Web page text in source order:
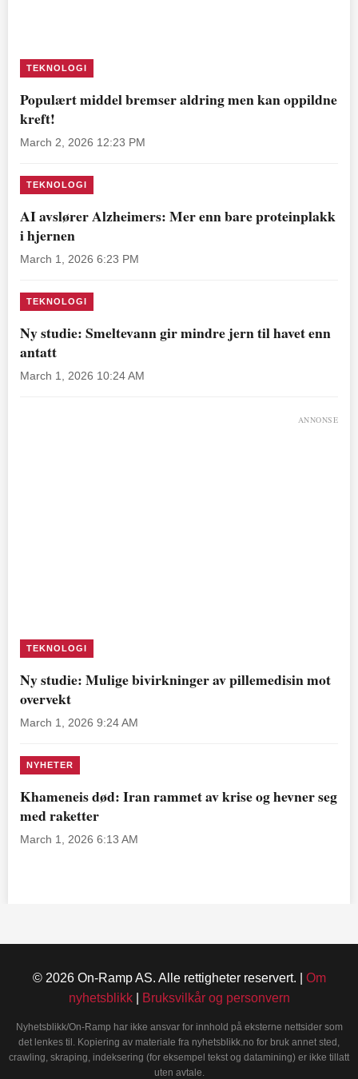
TEKNOLOGI
Populært middel bremser aldring men kan oppildne
kreft!
March 2, 2026 12:23 PM
TEKNOLOGI
AI avslører Alzheimers: Mer enn bare proteinplakk
i hjernen
March 1, 2026 6:23 PM
TEKNOLOGI
Ny studie: Smeltevann gir mindre jern til havet enn
antatt
March 1, 2026 10:24 AM
ANNONSE
TEKNOLOGI
Ny studie: Mulige bivirkninger av pillemedisin mot
overvekt
March 1, 2026 9:24 AM
NYHETER
Khameneis død: Iran rammet av krise og hevner seg
med raketter
March 1, 2026 6:13 AM
© 2026 On-Ramp AS. Alle rettigheter reservert. | Om
nyhetsblikk| Bruksvilkår og personvern
Nyhetsblikk/On-Ramp har ikke ansvar for innhold på eksterne nettsider som
det lenkes til. Kopiering av materiale fra nyhetsblikk.no for bruk annet sted,
crawling, skraping, indeksering (for eksempel tekst og datamining) er ikke tillatt
uten avtale.